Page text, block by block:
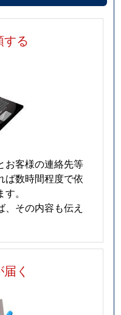
る
お客様の連絡先等
ば数時間程度で依
。
その内容も伝え
く